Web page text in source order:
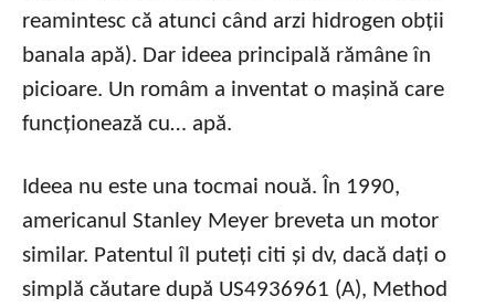
reamintesc că atunci când arzi hidrogen obții
banala apă). Dar ideea principală rămâne în
picioare. Un româm a inventat o mașină care
funcționează cu… apă.
Ideea nu este una tocmai nouă. În 1990,
americanul Stanley Meyer breveta un motor
similar. Patentul îl puteți citi și dv, dacă dați o
simplă căutare după US4936961 (A), Method